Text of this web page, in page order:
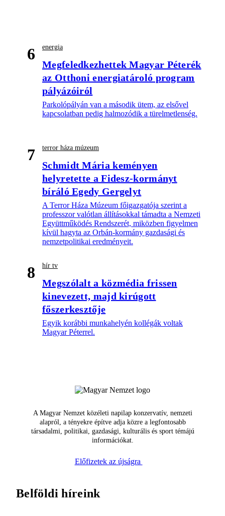
6 energia
Megfeledkezhettek Magyar Péterék
az Otthoni energiatároló program
pályázóiról
Parkolópályán van a második ütem, az elsővel
kapcsolatban pedig halmozódik a türelmetlenség.
7 terror háza múzeum
Schmidt Mária keményen
helyretette a Fidesz-kormányt
bíráló Egedy Gergelyt
A Terror Háza Múzeum főigazgatója szerint a
professzor valótlan állításokkal támadta a Nemzeti
Együttműködés Rendszerét, miközben figyelmen
kívül hagyta az Orbán-kormány gazdasági és
nemzetpolitikai eredményeit.
8 hír tv
Megszólalt a közmédia frissen
kinevezett, majd kirúgott
főszerkesztője
Egyik korábbi munkahelyén kollégák voltak
Magyar Péterrel.
A Magyar Nemzet közéleti napilap konzervatív, nemzeti
alapról, a tényekre építve adja közre a legfontosabb
társadalmi, politikai, gazdasági, kulturális és sport témájú
információkat.
Előfizetek az újságra
Belföldi híreink